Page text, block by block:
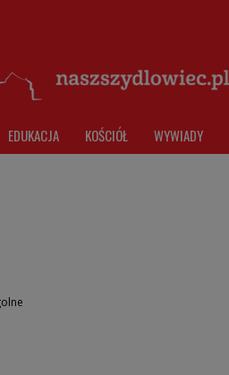
EDUKACJA KOŚCIÓŁ WYWIADY